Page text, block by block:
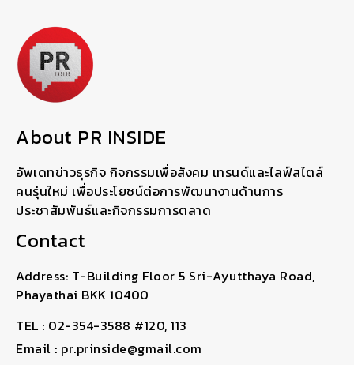
About PR INSIDE
อัพเดทข่าวธุรกิจ กิจกรรมเพื่อสังคม เทรนด์และไลฟ์สไตล์
คนรุ่นใหม่ เพื่อประโยชน์ต่อการพัฒนางานด้านการ
ประชาสัมพันธ์และกิจกรรมการตลาด
Contact
Address: T-Building Floor 5 Sri-Ayutthaya Road,
Phayathai BKK 10400
TEL : 02-354-3588 #120, 113
Email : pr.prinside@gmail.com